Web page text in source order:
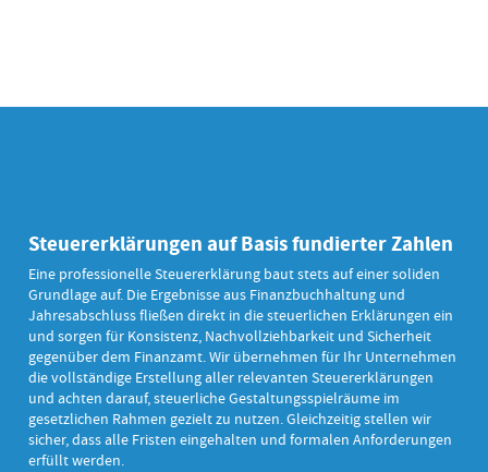
Steuererklärungen auf Basis fundierter Zahlen
Eine professionelle Steuererklärung baut stets auf einer soliden
Grundlage auf. Die Ergebnisse aus Finanzbuchhaltung und
Jahresabschluss fließen direkt in die steuerlichen Erklärungen ein
und sorgen für Konsistenz, Nachvollziehbarkeit und Sicherheit
gegenüber dem Finanzamt. Wir übernehmen für Ihr Unternehmen
die vollständige Erstellung aller relevanten Steuererklärungen
und achten darauf, steuerliche Gestaltungsspielräume im
gesetzlichen Rahmen gezielt zu nutzen. Gleichzeitig stellen wir
sicher, dass alle Fristen eingehalten und formalen Anforderungen
erfüllt werden.